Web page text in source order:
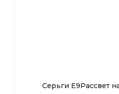
Серьги Е9Рассвет